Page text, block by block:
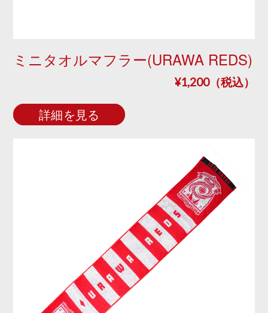
ミニタオルマフラー(URAWA REDS)
¥1,200（税込）
詳細を見る